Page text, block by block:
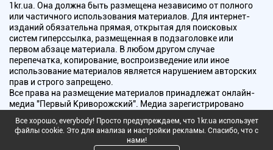
1kr.ua. Она должна быть размещена независимо от полного
или частичного использования материалов. Для интернет-
изданий обязательна прямая, открытая для поисковых
систем гиперссылка, размещенная в подзаголовке или
первом абзаце материала. В любом другом случае
перепечатка, копирование, воспроизведение или иное
использование материалов является нарушением авторских
прав и строго запрещено.
Все права на размещение материалов принадлежат онлайн-
медиа "Первый Криворожский". Медиа зарегистрировано
радиовещания.
Все хорошо, everybody! Просто предупреждаем, что 1kr.ua использует
файлы cookie. Это для анализа и настройки рекламы. Спасибо, что с
нами!